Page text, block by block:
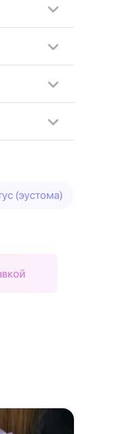
(эустома)